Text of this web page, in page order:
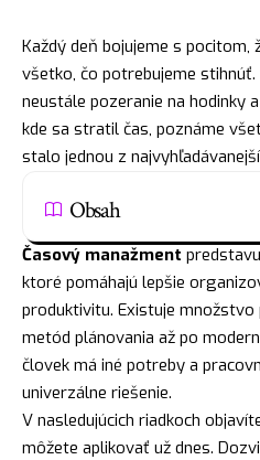
Každý deň bojujeme s pocitom,
všetko, čo potrebujeme
neustále pozeranie na hodinky
kde sa stratil čas, poznáme
stalo jednou z
Obsah
Časový manažment
ktoré pomáhajú lepšie
produktivitu. Existuje
metód plánovania až po
človek má iné potreby a
univerzálne riešenie.
V nasledujúcich riadkoch
môžete aplikovať už dnes.